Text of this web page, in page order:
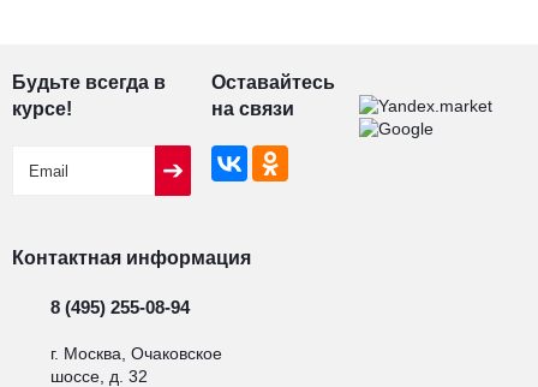
Будьте всегда в
курсе!
Оставайтесь
на связи
Контактная информация
8 (495) 255-08-94
г. Москва, Очаковское
шоссе, д. 32